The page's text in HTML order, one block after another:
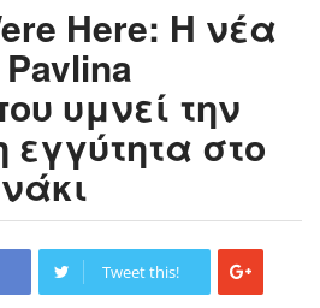
Here: Η νέα
υμνεί την
στο
Tweet this!